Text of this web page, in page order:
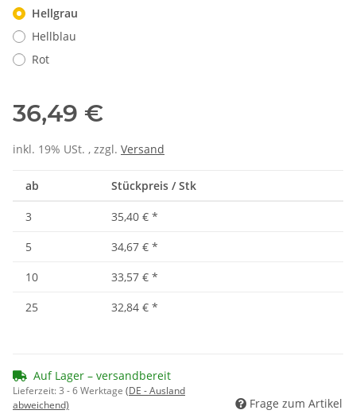
Hellgrau
Hellblau
Rot
36,49 €
inkl. 19% USt. , zzgl. Versand
ab Stückpreis / Stk
3 35,40 € *
5
34,67 € *
10
33,57 € *
25
32,84 € *
Auf Lager – versandbereit
Lieferzeit:3 - 6 Werktage (DE - Ausland
abweichend)
Frage zum Artikel